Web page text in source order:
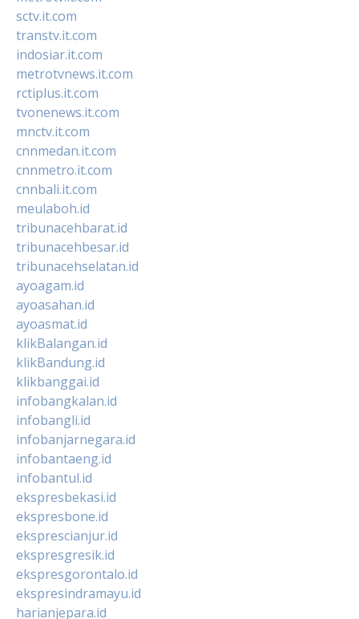
sctv.it.com
transtv.it.com
indosiar.it.com
metrotvnews.it.com
rctiplus.it.com
tvonenews.it.com
mnctv.it.com
cnnmedan.it.com
cnnmetro.it.com
cnnbali.it.com
meulaboh.id
tribunacehbarat.id
tribunacehbesar.id
tribunacehselatan.id
ayoagam.id
ayoasahan.id
ayoasmat.id
klikBalangan.id
klikBandung.id
klikbanggai.id
infobangkalan.id
infobangli.id
infobanjarnegara.id
infobantaeng.id
infobantul.id
ekspresbekasi.id
ekspresbone.id
eksprescianjur.id
ekspresgresik.id
ekspresgorontalo.id
ekspresindramayu.id
harianjepara.id